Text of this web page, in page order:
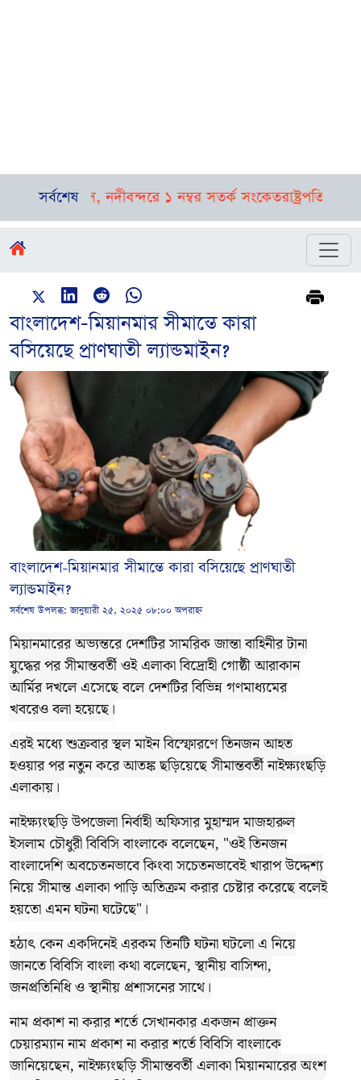
সর্বশেষ
নদীবন্দরে ১ নম্বর সতর্ক সংকেতরাষ্ট্রপতি নির্বাচনের
বাংলাদেশ-মিয়ানমার সীমান্তে কারা
বসিয়েছে প্রাণঘাতী ল্যান্ডমাইন?
বাংলাদেশ-মিয়ানমার সীমান্তে কারা বসিয়েছে প্রাণঘাতী
ল্যান্ডমাইন?
সর্বশেষ উপলব্ধ:জানুয়ারী ২৫, ২০২৫ ০৮:০০ অপরাহ্ন
মিয়ানমারের অভ্যন্তরে দেশটির সামরিক জান্তা বাহিনীর টানা
যুদ্ধের পর সীমান্তবর্তী ওই এলাকা বিদ্রোহী গোষ্ঠী আরাকান
আর্মির দখলে এসেছে বলে দেশটির বিভিন্ন গণমাধ্যমের
খবরেও বলা হয়েছে।
এরই মধ্যে শুক্রবার স্থল মাইন বিস্ফোরণে তিনজন আহত
হওয়ার পর নতুন করে আতঙ্ক ছড়িয়েছে সীমান্তবর্তী নাইক্ষ্যংছড়ি
এলাকায়।
নাইক্ষ্যংছড়ি উপজেলা নির্বাহী অফিসার মুহাম্মদ মাজহারুল
ইসলাম চৌধুরী বিবিসি বাংলাকে বলেছেন, "ওই তিনজন
বাংলাদেশি অবচেতনভাবে কিংবা সচেতনভাবেই খারাপ উদ্দেশ্য
নিয়ে সীমান্ত এলাকা পাড়ি অতিক্রম করার চেষ্টার করেছে বলেই
হয়তো এমন ঘটনা ঘটেছে"।
হঠাৎ কেন একদিনেই এরকম তিনটি ঘটনা ঘটলো এ নিয়ে
জানতে বিবিসি বাংলা কথা বলেছেন, স্থানীয় বাসিন্দা,
জনপ্রতিনিধি ও স্থানীয় প্রশাসনের সাথে।
নাম প্রকাশ না করার শর্তে সেখানকার একজন প্রাক্তন
চেয়ারম্যান নাম প্রকাশ না করার শর্তে বিবিসি বাংলাকে
জানিয়েছেন, নাইক্ষ্যংছড়ি সীমান্তবর্তী এলাকা মিয়ানমারের অংশ